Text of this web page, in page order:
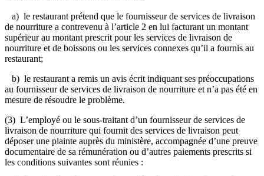
a) le restaurant prétend que le fournisseur de services de livraison
de nourriture a contrevenu à l’article 2 en lui facturant un montant
supérieur au montant prescrit pour les services de livraison de
nourriture et de boissons ou les services connexes qu’il a fournis au
restaurant;
b) le restaurant a remis un avis écrit indiquant ses préoccupations
au fournisseur de services de livraison de nourriture et n’a pas été en
mesure de résoudre le problème.
(3) L’employé ou le sous-traitant d’un fournisseur de services de
livraison de nourriture qui fournit des services de livraison peut
déposer une plainte auprès du ministère, accompagnée d’une preuve
documentaire de sa rémunération ou d’autres paiements prescrits si
les conditions suivantes sont réunies :